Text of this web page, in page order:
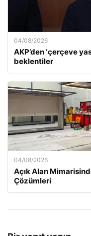
04/08/2026
AKP’den ‘çerçeve
beklentiler
04/08/2026
Açık Alan
Çözümleri